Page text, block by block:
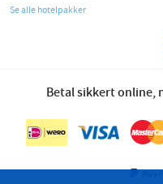
Se alle hotelpakker
Betal sikkert online,